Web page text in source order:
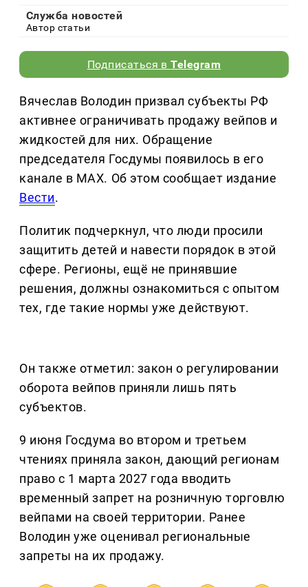
Служба новостей
Автор статьи
Подписаться вTelegram
Вячеслав Володин призвал субъекты РФ
активнее ограничивать продажу вейпов и
жидкостей для них. Обращение
председателя Госдумы появилось в его
канале в MAX. Об этом сообщает издание
Вести.
Политик подчеркнул, что люди просили
защитить детей и навести порядок в этой
сфере. Регионы, ещё не принявшие
решения, должны ознакомиться с опытом
тех, где такие нормы уже действуют.
Он также отметил: закон о регулировании
оборота вейпов приняли лишь пять
субъектов.
9 июня Госдума во втором и третьем
чтениях приняла закон, дающий регионам
право с 1 марта 2027 года вводить
временный запрет на розничную торговлю
вейпами на своей территории. Ранее
Володин уже оценивал региональные
запреты на их продажу.